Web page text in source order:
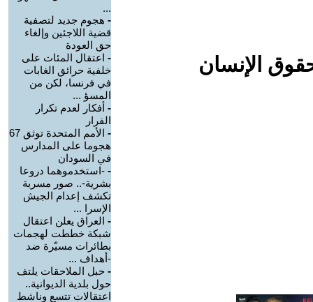
الإنسان
...
- هجوم جديد لتصفية
قضية اللاجئين وإلغاء
حق العودة
- اعتقال المئات على
خلفية حرائق الغابات
في فرنسا، لكن من
المسؤ ...
- أفكار لعدم تكرار
الفرار
-
الأمم المتحدة توثق 67
هجوما على المدارس
في السودان
- -استخدموهما دروعا
بشرية-.. صور مسربة
تكشف إعدام الجيش
الإسرا ...
- العراق يعلن اعتقال
شبكة خططت لهجمات
بطائرات مسيّرة ضد
-أهداف ...
- حبل الملاحقات يلتف
حول بلدية الديوانية..
اعتقالات تتسع وناشط